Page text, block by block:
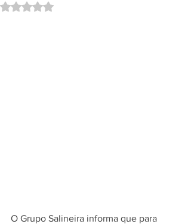
Avaliado com NaN de 5 estrelas.
O Grupo Salineira informa que para